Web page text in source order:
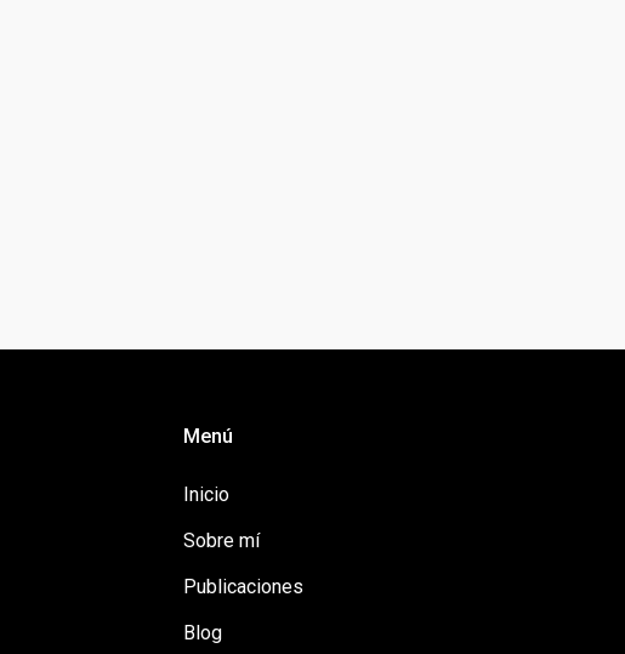
Menú
Inicio
Sobre mí
Publicaciones
Blog